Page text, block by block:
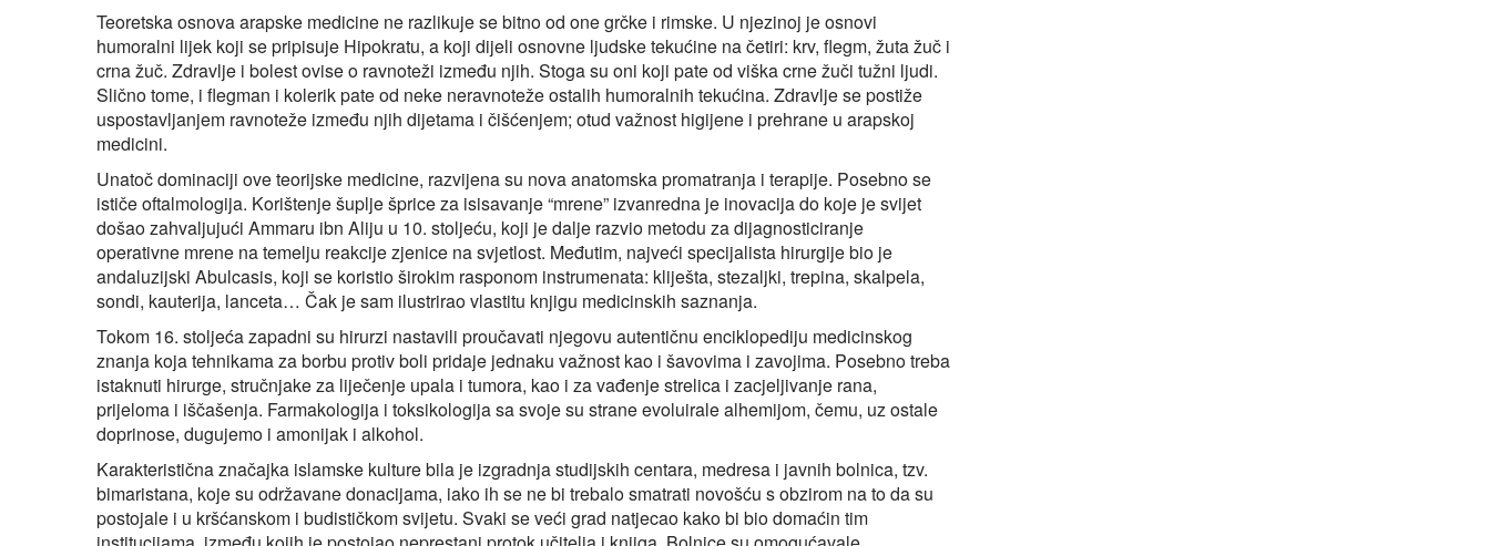
Teoretska osnova arapske medicine ne razlikuje se bitno od one grčke i rimske. U njezinoj je osnovi
humoralni lijek koji se pripisuje Hipokratu, a koji dijeli osnovne ljudske tekućine na četiri: krv, flegm, žuta žuč i
crna žuč. Zdravlje i bolest ovise o ravnoteži između njih. Stoga su oni koji pate od viška crne žuči tužni ljudi.
Slično tome, i flegman i kolerik pate od neke neravnoteže ostalih humoralnih tekućina. Zdravlje se postiže
uspostavljanjem ravnoteže između njih dijetama i čišćenjem; otud važnost higijene i prehrane u arapskoj
medicini.
Unatoč dominaciji ove teorijske medicine, razvijena su nova anatomska promatranja i terapije. Posebno se
ističe oftalmologija. Korištenje šuplje šprice za isisavanje “mrene” izvanredna je inovacija do koje je svijet
došao zahvaljujući Ammaru ibn Aliju u 10. stoljeću, koji je dalje razvio metodu za dijagnosticiranje
operativne mrene na temelju reakcije zjenice na svjetlost. Međutim, najveći specijalista hirurgije bio je
andaluzijski Abulcasis, koji se koristio širokim rasponom instrumenata: kliješta, stezaljki, trepina, skalpela,
sondi, kauterija, lanceta… Čak je sam ilustrirao vlastitu knjigu medicinskih saznanja.
Tokom 16. stoljeća zapadni su hirurzi nastavili proučavati njegovu autentičnu enciklopediju medicinskog
znanja koja tehnikama za borbu protiv boli pridaje jednaku važnost kao i šavovima i zavojima. Posebno treba
istaknuti hirurge, stručnjake za liječenje upala i tumora, kao i za vađenje strelica i zacjeljivanje rana,
prijeloma i iščašenja. Farmakologija i toksikologija sa svoje su strane evoluirale alhemijom, čemu, uz ostale
doprinose, dugujemo i amonijak i alkohol.
Karakteristična značajka islamske kulture bila je izgradnja studijskih centara, medresa i javnih bolnica, tzv.
bimaristana, koje su održavane donacijama, iako ih se ne bi trebalo smatrati novošću s obzirom na to da su
postojale i u kršćanskom i budističkom svijetu. Svaki se veći grad natjecao kako bi bio domaćin tim